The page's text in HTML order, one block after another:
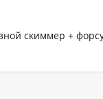
скиммер +